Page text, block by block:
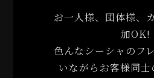
お一人様、団体様、
加OK!
色んなシーシャのフ
いながらお客様同